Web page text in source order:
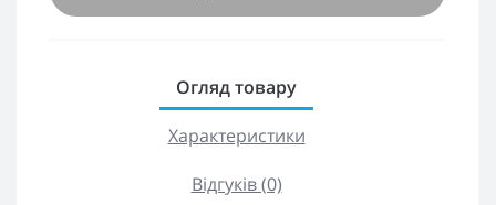
Огляд товару
Характеристики
Відгуків (0)